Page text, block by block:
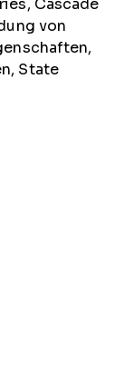
Cascade
von
State